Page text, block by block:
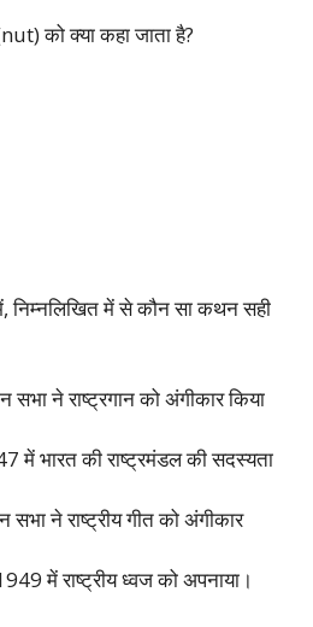
को क्या कहा जाता है?
निम्नलिखित में से कौन सा कथन सही
ने राष्ट्रगान को अंगीकार किया
में भारत की राष्ट्रमंडल की सदस्यता
ने राष्ट्रीय गीत को अंगीकार
में राष्ट्रीय ध्वज को अपनाया।